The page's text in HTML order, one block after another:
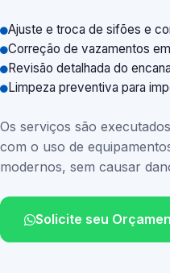
Ajuste e troca de sifões e
Correção de vazamentos
Revisão detalhada do
Limpeza preventiva para
Os serviços são
com o uso de
modernos, sem causar
Solicite seu